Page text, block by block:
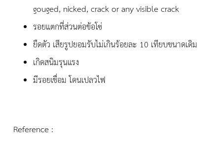
gouged, nicked, crack or any visible crack
รอยแตกที่ส่วนต่อข้อโซ่
ยืดตัว เสียรูปยอมรับไม่เกินร้อยละ 10 เทียบขนาดเดิม
เกิดสนิมรุนแรง
มีรอยเชื่อม โดนเปลวไฟ
Reference :